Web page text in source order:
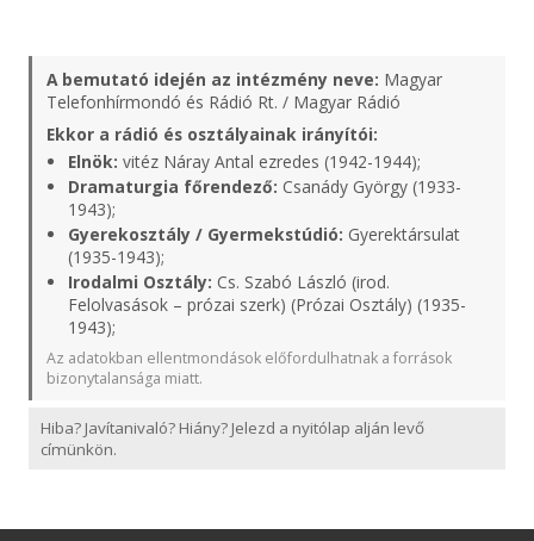
A bemutató idején az intézmény neve: Magyar
Telefonhírmondó és Rádió Rt. / Magyar Rádió
Ekkor a rádió és osztályainak irányítói:
Elnök: vitéz Náray Antal ezredes (1942-1944);
Dramaturgia főrendező: Csanády György (1933-
1943);
Gyerekosztály / Gyermekstúdió: Gyerektársulat
(1935-1943);
Irodalmi Osztály: Cs. Szabó László (irod.
Felolvasások – prózai szerk) (Prózai Osztály) (1935-
1943);
Az adatokban ellentmondások előfordulhatnak a források
bizonytalansága miatt.
Hiba? Javítanivaló? Hiány? Jelezd a nyitólap alján levő
címünkön.